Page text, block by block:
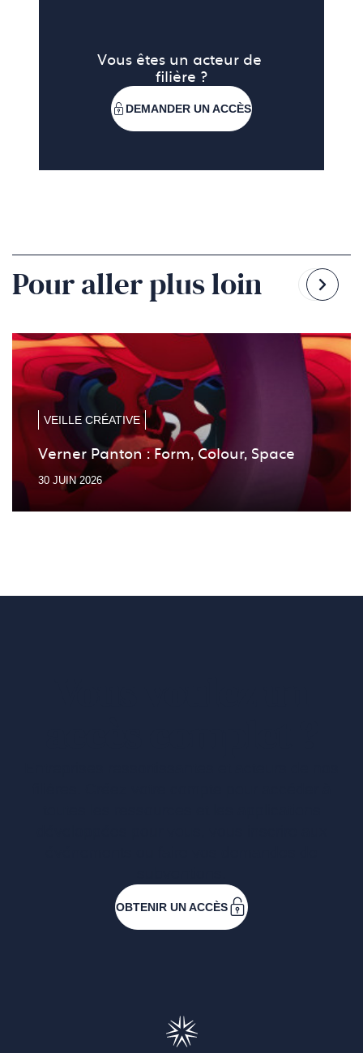
Vous êtes un acteur de
filière ?
DEMANDER UN ACCÈS
Pour aller plus loin
lala
VEILLE CRÉATIVE
Verner Panton : Form, Colour, Space
30 JUIN 2026
OBTENIR UN ACCÈS